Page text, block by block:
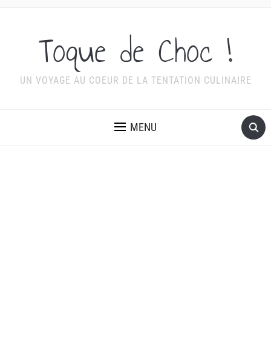
Toque de Choc !
UN VOYAGE AU COEUR DE LA TENTATION CULINAIRE
MENU